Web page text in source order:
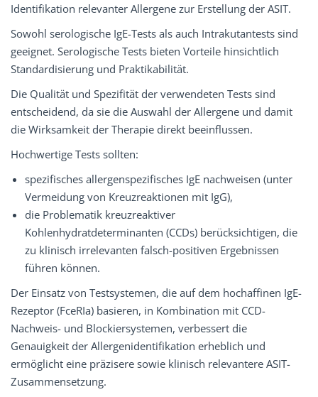
Identifikation relevanter Allergene zur Erstellung der ASIT.
Sowohl serologische IgE-Tests als auch Intrakutantests sind
geeignet. Serologische Tests bieten Vorteile hinsichtlich
Standardisierung und Praktikabilität.
Die Qualität und Spezifität der verwendeten Tests sind
entscheidend, da sie die Auswahl der Allergene und damit
die Wirksamkeit der Therapie direkt beeinflussen.
Hochwertige Tests sollten:
spezifisches allergenspezifisches IgE nachweisen (unter
Vermeidung von Kreuzreaktionen mit IgG),
die Problematik kreuzreaktiver
Kohlenhydratdeterminanten (CCDs) berücksichtigen, die
zu klinisch irrelevanten falsch-positiven Ergebnissen
führen können.
Der Einsatz von Testsystemen, die auf dem hochaffinen IgE-
Rezeptor (FceRIa) basieren, in Kombination mit CCD-
Nachweis- und Blockiersystemen, verbessert die
Genauigkeit der Allergenidentifikation erheblich und
ermöglicht eine präzisere sowie klinisch relevantere ASIT-
Zusammensetzung.